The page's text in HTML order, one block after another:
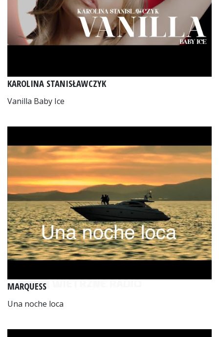
KAROLINA STANISŁAWCZYK
Vanilla Baby Ice
MARQUESS
Una noche loca